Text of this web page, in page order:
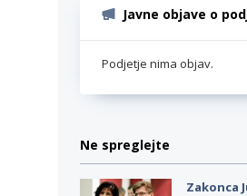
Javne objave o
Podjetje nima objav.
Ne spreglejte
Zakonca